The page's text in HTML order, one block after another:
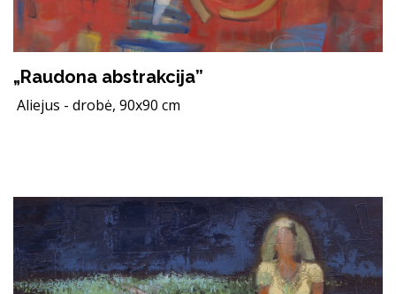
„Raudona abstrakcija”
Aliejus - drobė, 90x90 cm